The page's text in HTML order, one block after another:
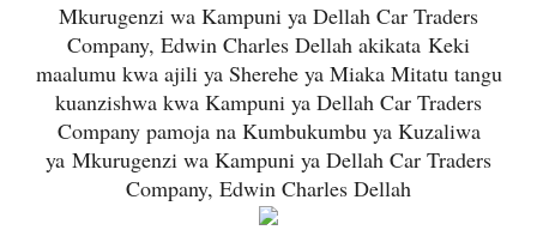
Mkurugenzi wa Kampuni ya Dellah Car Traders
Company, Edwin Charles Dellah akikata Keki
maalumu kwa ajili ya Sherehe ya Miaka Mitatu tangu
kuanzishwa kwa Kampuni ya Dellah Car Traders
Company pamoja na Kumbukumbu ya Kuzaliwa
ya Mkurugenzi wa Kampuni ya Dellah Car Traders
Company, Edwin Charles Dellah